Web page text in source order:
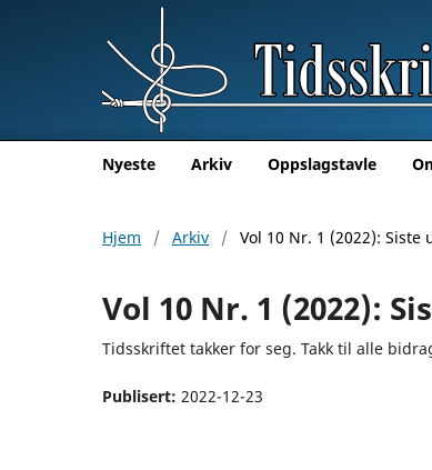
Nyeste Arkiv Oppslagstavle
Hjem / Arkiv / Vol 10 Nr. 1 (2022):
Vol 10 Nr. 1 (2022):
Tidsskriftet takker for seg. Takk til alle
Publisert: 2022-12-23